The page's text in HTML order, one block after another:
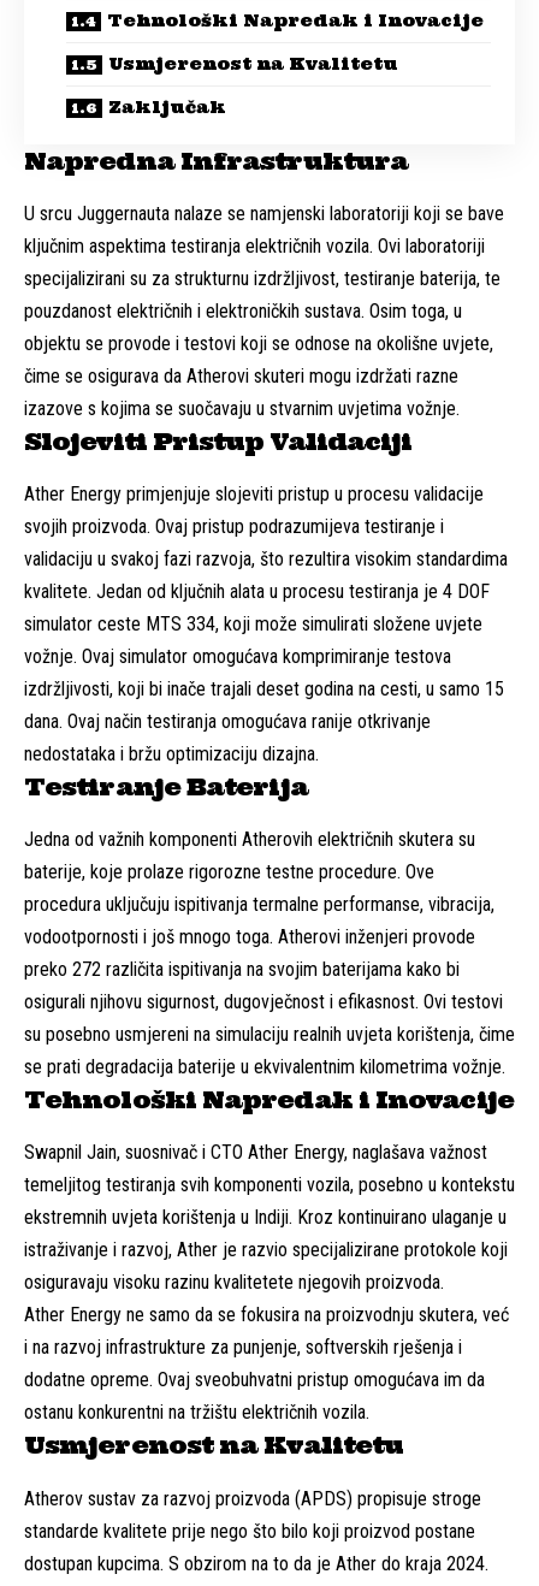
Tehnološki Napredak i Inovacije
Usmjerenost na Kvalitetu
Zaključak
Napredna Infrastruktura
U srcu Juggernauta nalaze se namjenski laboratoriji koji se bave
ključnim aspektima testiranja električnih vozila. Ovi laboratoriji
specijalizirani su za strukturnu izdržljivost, testiranje baterija, te
pouzdanost električnih i elektroničkih sustava. Osim toga, u
objektu se provode i testovi koji se odnose na okolišne uvjete,
čime se osigurava da Atherovi skuteri mogu izdržati razne
izazove s kojima se suočavaju u stvarnim uvjetima vožnje.
Slojeviti Pristup Validaciji
Ather Energy primjenjuje slojeviti pristup u procesu validacije
svojih proizvoda. Ovaj pristup podrazumijeva testiranje i
validaciju u svakoj fazi razvoja, što rezultira visokim standardima
kvalitete. Jedan od ključnih alata u procesu testiranja je 4 DOF
simulator ceste MTS 334, koji može simulirati složene uvjete
vožnje. Ovaj simulator omogućava komprimiranje testova
izdržljivosti, koji bi inače trajali deset godina na cesti, u samo 15
dana. Ovaj način testiranja omogućava ranije otkrivanje
nedostataka i bržu optimizaciju dizajna.
Testiranje Baterija
Jedna od važnih komponenti Atherovih električnih skutera su
baterije, koje prolaze rigorozne testne procedure. Ove
procedura uključuju ispitivanja termalne performanse, vibracija,
vodootpornosti i još mnogo toga. Atherovi inženjeri provode
preko 272 različita ispitivanja na svojim baterijama kako bi
osigurali njihovu sigurnost, dugovječnost i efikasnost. Ovi testovi
su posebno usmjereni na simulaciju realnih uvjeta korištenja, čime
se prati degradacija baterije u ekvivalentnim kilometrima vožnje.
Tehnološki Napredak i Inovacije
Swapnil Jain, suosnivač i CTO Ather Energy, naglašava važnost
temeljitog testiranja svih komponenti vozila, posebno u kontekstu
ekstremnih uvjeta korištenja u Indiji. Kroz kontinuirano ulaganje u
istraživanje i razvoj, Ather je razvio specijalizirane protokole koji
osiguravaju visoku razinu kvalitetete njegovih proizvoda.
Ather Energy ne samo da se fokusira na proizvodnju skutera, već
i na razvoj infrastrukture za punjenje, softverskih rješenja i
dodatne opreme. Ovaj sveobuhvatni pristup omogućava im da
ostanu konkurentni na tržištu električnih vozila.
Usmjerenost na Kvalitetu
Atherov sustav za razvoj proizvoda (APDS) propisuje stroge
standarde kvalitete prije nego što bilo koji proizvod postane
dostupan kupcima. S obzirom na to da je Ather do kraja 2024.